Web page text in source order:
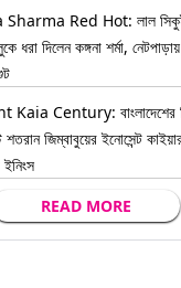
Red Hot: লাল
ধরা দিলেন কঙ্গনা শর্মা,
Century: বাংলাদেশের
জিম্বাবুয়ের ইনোসেন্ট
READ MORE